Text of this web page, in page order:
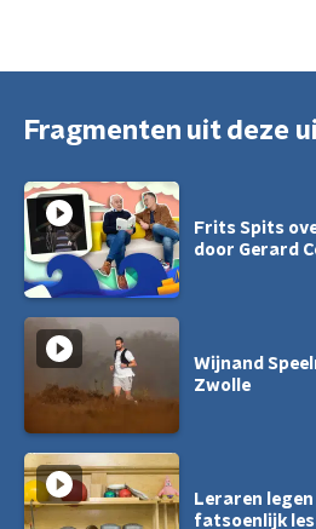
Fragmenten uit deze
Frits Spits
door Gerard
Wijnand
Zwolle
Leraren
fatsoenlijk les